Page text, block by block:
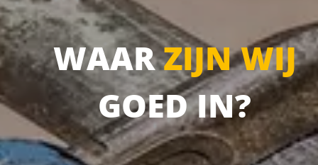
WAARZIJN WIJ
GOED IN?